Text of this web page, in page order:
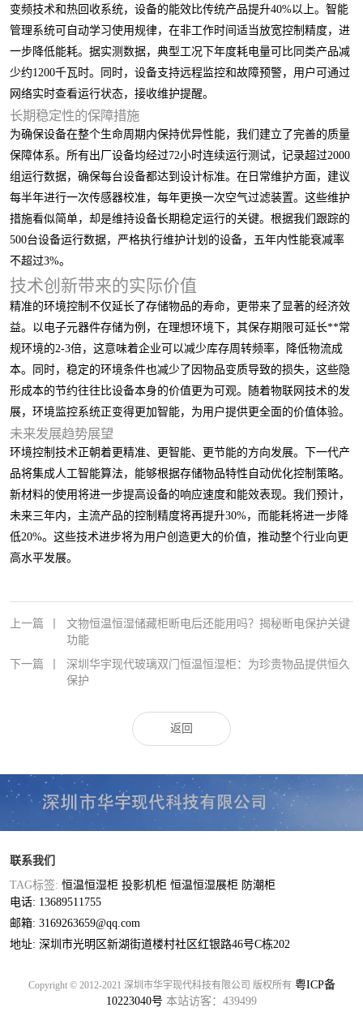
变频技术和热回收系统，设备的能效比传统产品提升40%以上。智能
管理系统可自动学习使用规律，在非工作时间适当放宽控制精度，进
一步降低能耗。据实测数据，典型工况下年度耗电量可比同类产品减
少约1200千瓦时。同时，设备支持远程监控和故障预警，用户可通过
网络实时查看运行状态，接收维护提醒。
长期稳定性的保障措施
为确保设备在整个生命周期内保持优异性能，我们建立了完善的质量
保障体系。所有出厂设备均经过72小时连续运行测试，记录超过2000
组运行数据，确保每台设备都达到设计标准。在日常维护方面，建议
每半年进行一次传感器校准，每年更换一次空气过滤装置。这些维护
措施看似简单，却是维持设备长期稳定运行的关键。根据我们跟踪的
500台设备运行数据，严格执行维护计划的设备，五年内性能衰减率
不超过3%。
技术创新带来的实际价值
精准的环境控制不仅延长了存储物品的寿命，更带来了显著的经济效
益。以电子元器件存储为例，在理想环境下，其保存期限可延长**常
规环境的2-3倍，这意味着企业可以减少库存周转频率，降低物流成
本。同时，稳定的环境条件也减少了因物品变质导致的损失，这些隐
形成本的节约往往比设备本身的价值更为可观。随着物联网技术的发
展，环境监控系统正变得更加智能，为用户提供更全面的价值体验。
未来发展趋势展望
环境控制技术正朝着更精准、更智能、更节能的方向发展。下一代产
品将集成人工智能算法，能够根据存储物品特性自动优化控制策略。
新材料的使用将进一步提高设备的响应速度和能效表现。我们预计，
未来三年内，主流产品的控制精度将再提升30%，而能耗将进一步降
低20%。这些技术进步将为用户创造更大的价值，推动整个行业向更
高水平发展。
上一篇
文物恒温恒湿储藏柜断电后还能用吗？揭秘断电保护关键
功能
下一篇
深圳华宇现代玻璃双门恒温恒湿柜：为珍贵物品提供恒久
保护
返回
联系我们
TAG标签: 恒温恒湿柜 投影机柜 恒温恒湿展柜 防潮柜
电话: 13689511755
邮箱: 3169263659@qq.com
地址: 深圳市光明区新湖街道楼村社区红银路46号C栋202
Copyright © 2012-2021 深圳市华宇现代科技有限公司 版权所有 粤ICP备
10223040号 本站访客：439499